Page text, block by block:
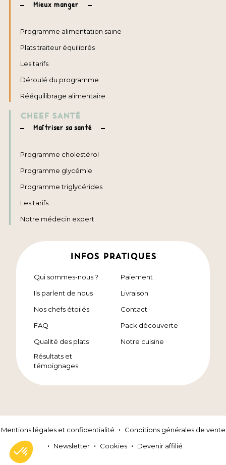
Mieux manger
Programme alimentation saine
Plats traiteur équilibrés
Les tarifs
Déroulé du programme
Rééquilibrage alimentaire
CHEEF SANTÉ
Maîtriser sa santé
Programme cholestérol
Programme glycémie
Programme triglycérides
Les tarifs
Notre médecin expert
INFOS PRATIQUES
Qui sommes-nous ?
Ils parlent de nous
Nos chefs étoilés
FAQ
Qualité des plats
Résultats et
témoignages
Paiement
Livraison
Contact
Pack découverte
Notre cuisine
Mentions légales et confidentialité
Conditions générales de vente
Newsletter
Cookies Devenir affilié